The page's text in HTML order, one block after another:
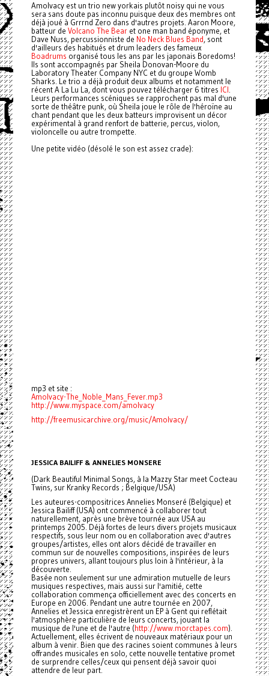
Amolvacy est un trio new yorkais plutôt noisy qui ne vous
sera sans doute pas inconnu puisque deux des membres ont
déjà joué à Grrrnd Zero dans d'autres projets. Aaron Moore,
batteur de Volcano The Bearet one man band éponyme, et
Dave Nuss, percussionniste de No Neck Blues Band, sont
d'ailleurs des habitués et drum leaders des fameux
Boadrums organisé tous les ans par les japonais Boredoms!
Ils sont accompagnés par Sheila Donovan-Moore du
Laboratory Theater Company NYC et du groupe Womb
Sharks. Le trio a déjà produit deux albums et notamment le
récent A La Lu La, dont vous pouvez télécharger 6 titres ICI.
Leurs performances scéniques se rapprochent pas mal d'une
sorte de théâtre punk, où Sheila joue le rôle de l'héroïne au
chant pendant que les deux batteurs improvisent un décor
expérimental à grand renfort de batterie, percus, violon,
violoncelle ou autre trompette.
Une petite vidéo (désolé le son est assez crade):
mp3 et site :
Amolvacy-The_Noble_Mans_Fever.mp3
http://www.myspace.com/amolvacy
http://freemusicarchive.org/music/Amolvacy/
JESSICA BAILIFF & ANNELIES MONSERE
(Dark Beautiful Minimal Songs, à la Mazzy Star meet Cocteau
Twins, sur Kranky Records ; Belgique/USA)
Les auteures-compositrices Annelies Monseré (Belgique) et
Jessica Bailiff (USA) ont commencé à collaborer tout
naturellement, après une brève tournée aux USA au
printemps 2005. Déjà fortes de leurs divers projets musicaux
respectifs, sous leur nom ou en collaboration avec d'autres
groupes/artistes, elles ont alors décidé de travailler en
commun sur de nouvelles compositions, inspirées de leurs
propres univers, allant toujours plus loin à l'intérieur, à la
découverte.
Basée non seulement sur une admiration mutuelle de leurs
musiques respectives, mais aussi sur l'amitié, cette
collaboration commença officiellement avec des concerts en
Europe en 2006. Pendant une autre tournée en 2007,
Annelies et Jessica enregistrèrent un EP à Gent qui reflétait
l'atmosphère particulière de leurs concerts, jouant la
musique de l'une et de l'autre (http://www.morctapes.com).
Actuellement, elles écrivent de nouveaux matériaux pour un
album à venir. Bien que des racines soient communes à leurs
offrandes musicales en solo, cette nouvelle tentative promet
de surprendre celles/ceux qui pensent déjà savoir quoi
attendre de leur part.